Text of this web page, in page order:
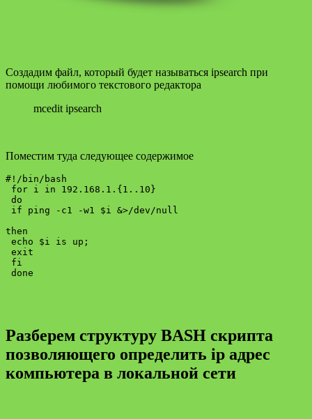
Создадим файл, который будет называться ipsearch при
помощи любимого текстового редактора
mcedit ipsearch
Поместим туда следующее содержимое
#!/bin/bash
for i in 192.168.1.{1..10}
do
if ping -c1 -w1 $i &>/dev/null
then
echo $i is up;
exit
fi
Разберем структуру BASH скрипта
позволяющего определить ip адрес
компьютера в локальной сети